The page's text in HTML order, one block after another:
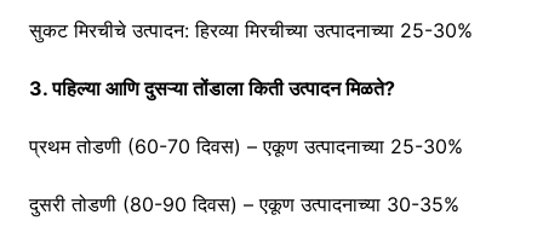
सुकट मिरचीचे उत्पादन: हिरव्या मिरचीच्या उत्पादनाच्या 25-30%
3. पहिल्या आणि दुसऱ्या तोंडाला किती उत्पादन मिळते?
प्रथम तोडणी (60-70 दिवस) – एकूण उत्पादनाच्या 25-30%
दुसरी तोडणी (80-90 दिवस) – एकूण उत्पादनाच्या 30-35%